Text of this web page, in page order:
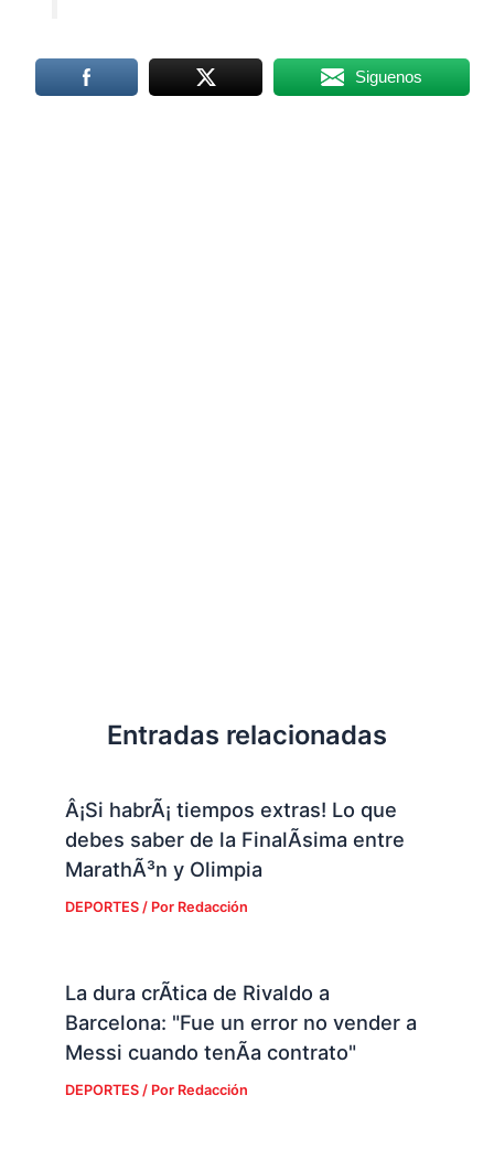
Siguenos
Entradas relacionadas
Â¡Si habrÃ¡ tiempos extras! Lo que
debes saber de la FinalÃ­sima entre
MarathÃ³n y Olimpia
DEPORTES/ Por Redacción
La dura crÃ­tica de Rivaldo a
Barcelona: "Fue un error no vender a
Messi cuando tenÃ­a contrato"
DEPORTES/ Por Redacción